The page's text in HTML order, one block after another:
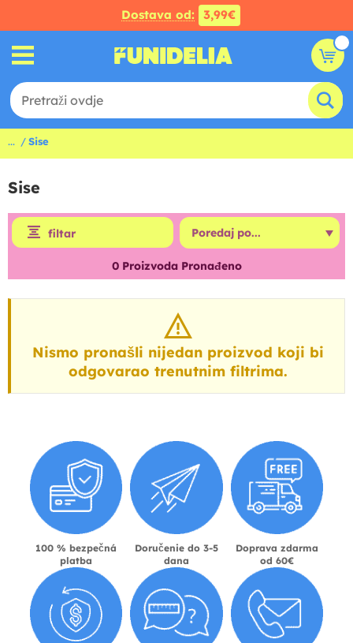
Dostava od: 3,99€
... Sise
Sise
filtar
0Proizvoda Pronađeno
Nismo pronašli nijedan proizvod koji bi
odgovarao trenutnim filtrima.
100 % bezpečná
platba
Doručenie do 3-5
dana
Doprava zdarma
od 60€